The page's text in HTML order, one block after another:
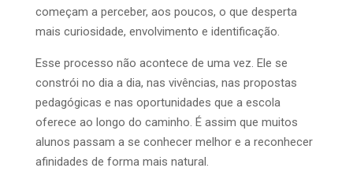
começam a perceber, aos poucos, o que desperta
mais curiosidade, envolvimento e identificação.
Esse processo não acontece de uma vez. Ele se
constrói no dia a dia, nas vivências, nas propostas
pedagógicas e nas oportunidades que a escola
oferece ao longo do caminho. É assim que muitos
alunos passam a se conhecer melhor e a reconhecer
afinidades de forma mais natural.